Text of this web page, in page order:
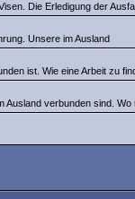
Die Erledigung der
Unsere im Ausland
ist. Wie eine Arbeit zu
Ausland verbunden sind.